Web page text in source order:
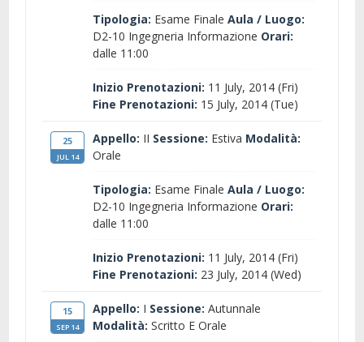
Tipologia: Esame Finale Aula / Luogo:
D2-10 Ingegneria Informazione Orari:
dalle 11:00
Inizio Prenotazioni: 11 July, 2014 (Fri)
Fine Prenotazioni: 15 July, 2014 (Tue)
25
JUL 14
Appello: II Sessione: Estiva Modalità:
Orale
Tipologia: Esame Finale Aula / Luogo:
D2-10 Ingegneria Informazione Orari:
dalle 11:00
Inizio Prenotazioni: 11 July, 2014 (Fri)
Fine Prenotazioni: 23 July, 2014 (Wed)
15
SEP 14
Appello: I Sessione: Autunnale
Modalità: Scritto E Orale